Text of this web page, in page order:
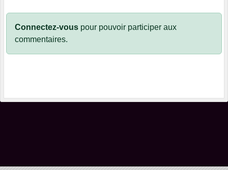
Connectez-vous pour pouvoir participer aux
commentaires.